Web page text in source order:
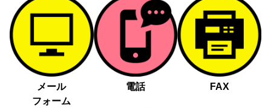
メール
フォーム
電話 FAX